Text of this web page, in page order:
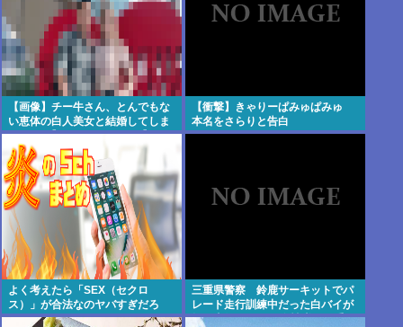
【画像】チー牛さん、とんでもな
い恵体の白人美女と結婚してしま
うwww 【Pickup06072008】
【衝撃】きゃりーぱみゅぱみゅ
本名をさらりと告白
よく考えたら「SEX（セクロ
ス）」が合法なのヤバすぎだろ
三重県警察 鈴鹿サーキットでパ
レード走行訓練中だった白バイが
転倒事故 20代の女性隊員が重